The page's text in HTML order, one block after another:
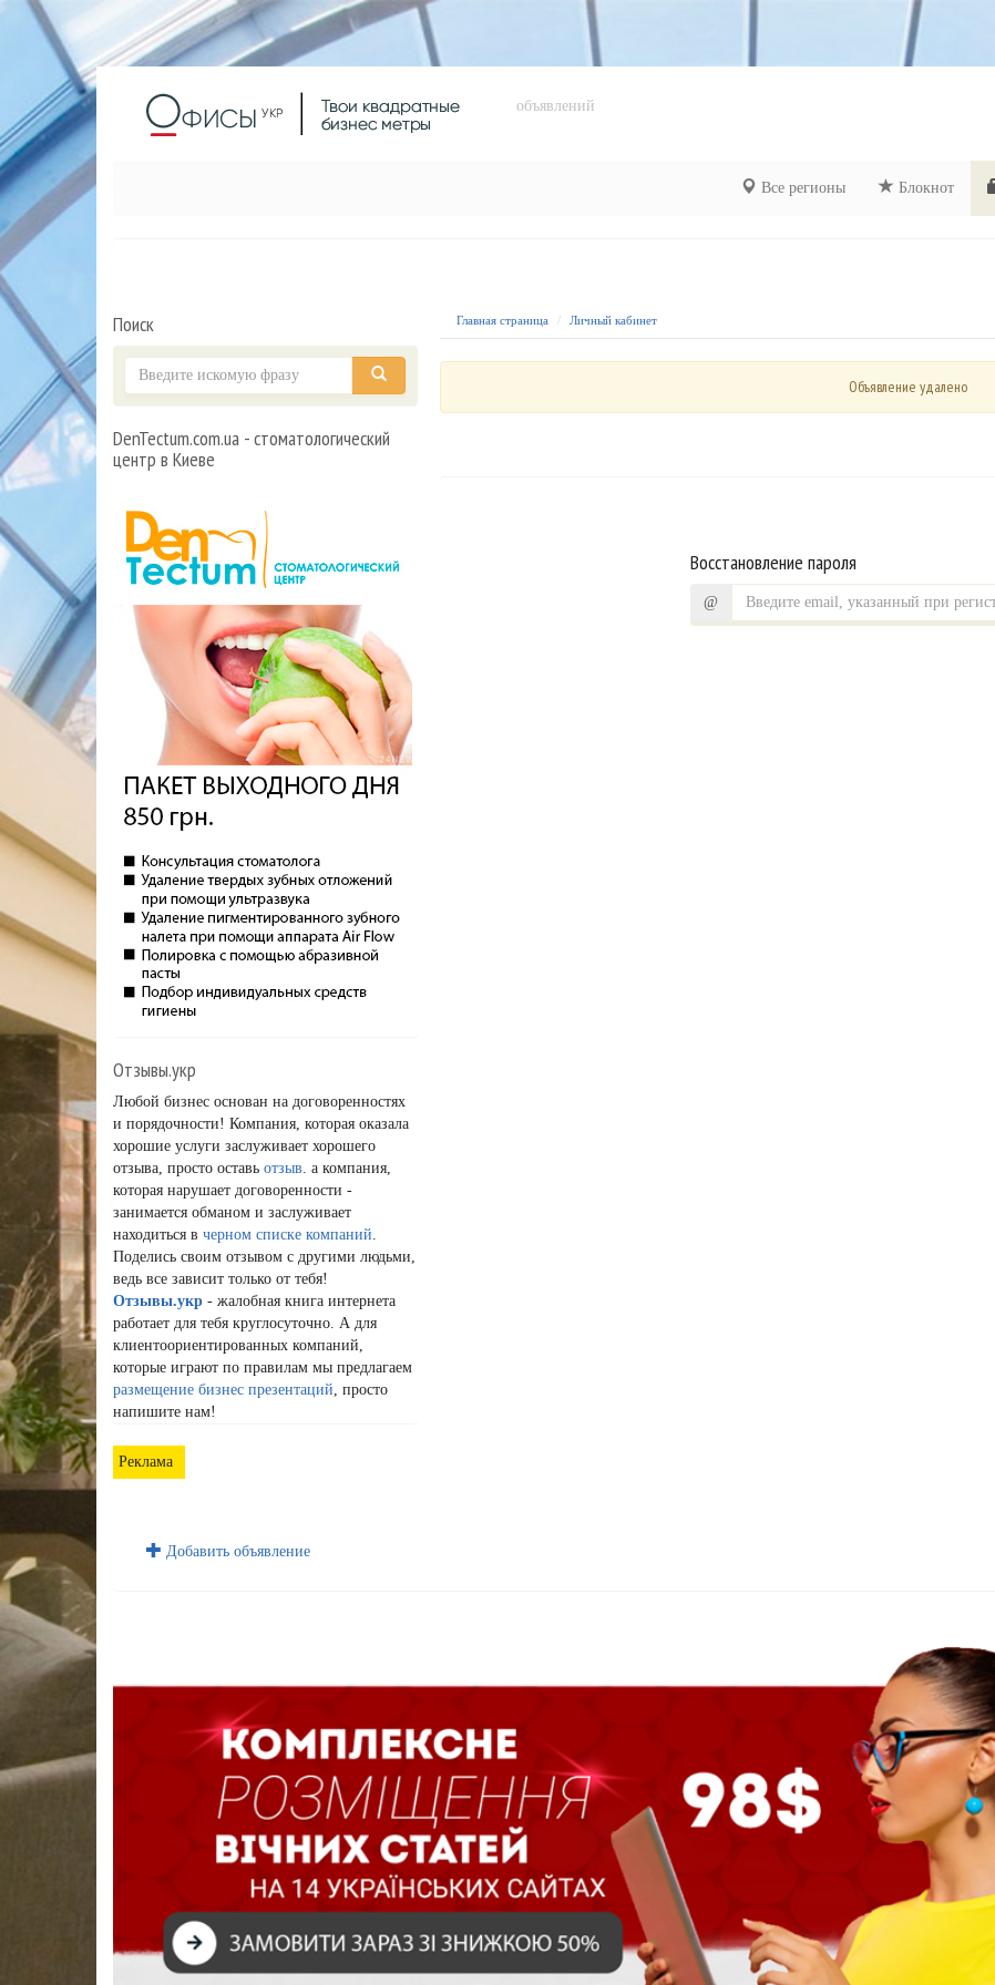
объявлений
Все регионы Блокнот
Поиск
DenTectum.com.ua - стоматологический
центр в Киеве
Отзывы.укр
Любой бизнес основан на договоренностях
и порядочности! Компания, которая оказала
хорошие услуги заслуживает хорошего
отзыва, просто оставь отзыв. а компания,
которая нарушает договоренности -
занимается обманом и заслуживает
находиться в черном списке компаний.
Поделись своим отзывом с другими людьми,
ведь все зависит только от тебя!
Отзывы.укр - жалобная книга интернета
работает для тебя круглосуточно. А для
клиентоориентированных компаний,
которые играют по правилам мы предлагаем
размещение бизнес презентаций, просто
напишите нам!
Реклама
Главная страница Личный кабинет
Объявление удалено
Восстановление пароля
@
Добавить объявление